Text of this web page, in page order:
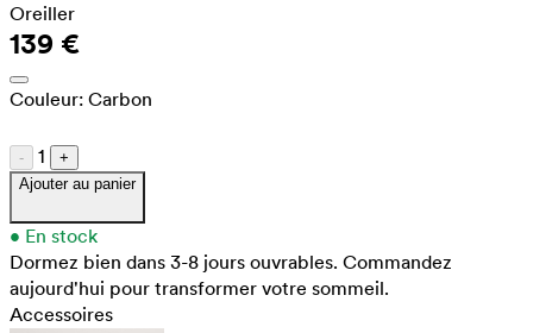
Oreiller
139 €
Couleur: Carbon
- 1
+
Ajouter au panier
• En stock
Dormez bien dans 3-8 jours ouvrables. Commandez
aujourd'hui pour transformer votre sommeil.
Accessoires